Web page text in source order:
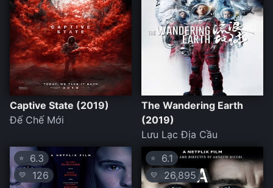
Captive State (2019)
Đế Chế Mới
The Wandering Earth
(2019)
Lưu Lạc Địa Cầu
⭐ 6.3
💛 126
⭐ 6.1
💛 26,895